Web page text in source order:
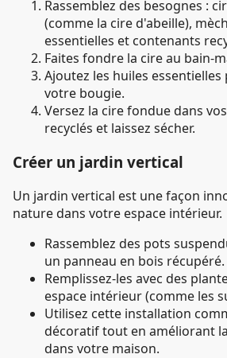
Rassemblez des besognes :
(comme la cire d'abeille),
essentielles et contenants
Faites fondre la cire au bain-
Ajoutez les huiles
votre bougie.
Versez la cire fondue dans
recyclés et laissez sécher.
Créer un jardin vertical
Un jardin vertical est une façon
nature dans votre espace intérieur.
Rassemblez des pots
un panneau en bois récupéré.
Remplissez-les avec des
espace intérieur (comme les
Utilisez cette installation
décoratif tout en améliorant
dans votre maison.